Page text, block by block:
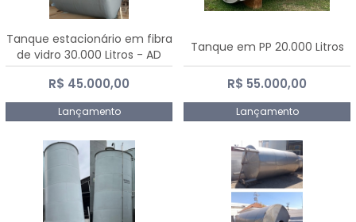
Tanque estacionário em fibra
de vidro 30.000 Litros - AD
Fibras
R$ 45.000,00
Lançamento
Tanque em PP 20.000 Litros
R$ 55.000,00
Lançamento